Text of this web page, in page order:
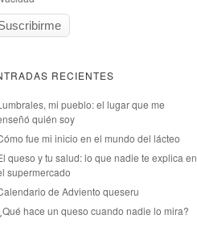
RECIENTES
mi pueblo: el lugar que me
quién soy
fue mi inicio en el mundo del lácteo
queso y tu salud: lo que nadie te explica en
supermercado
de Adviento queseru
hace un queso cuando nadie lo mira?